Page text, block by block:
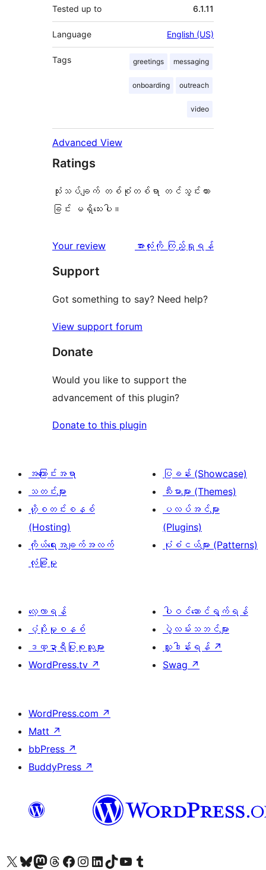
Tested up to 6.1.11
Language English (US)
Tags greetings messaging
onboarding outreach
video
Advanced View
Ratings
သုံးသပ်ချက် တစ်စုံတစ်ရာ တင်သွင်းထား
ခြင်း မရှိသေးပါ။
Your review
သုံးသပ်
အားလုံးကို ကြည့်ရှုရန်
Support
Got something to say? Need help?
View support forum
Donate
Would you like to support the
advancement of this plugin?
Donate to this plugin
အကြောင်းအရာ
သတင်းများ
ဟို့စတင်းစနစ်
(Hosting)
ကိုယ်ရေးအချက်အလက်
လုံခြုံမှု
ပြခန်း (Showcase)
သီးမားများ (Themes)
ပလပ်အင်များ
(Plugins)
ပုံစံငယ်များ (Patterns)
လေ့လာရန်
ပံ့ပိုးမှုစနစ်
ဒဏ္ဍာရီပြုစုသူများ
WordPress.tv ↗
ပါဝင်ဆောင်ရွက်ရန်
ပွဲလမ်းသဘင်များ
လှူဒါန်းရန် ↗
Swag ↗
WordPress.com ↗
Matt ↗
bbPress ↗
BuddyPress ↗
ကျွန်ုပ်တို့၏ X (ယခင် Twitter) အကောင့်သို့ သွားရောက်ကြည့်ရှုပါကျွန်ုပ်တို့၏ Bluesky အကောင့်သို့ ဝင်ရောက်ကြည့်ရှုရန်
ကျွန်ုပ်တို့၏ Mastodon အကောင့်သို့ သွားရောက်ကြည့်ရှုပါကျွန်ုပ်တို့၏ Threads အကောင့်သို့ ဝင်ရောက်ကြည့်ရှုရန်
ကျွန်ုပ်တို့၏ Facebook စာမျက်နှာသို့ သွားရောက်ကြည့်ရှုပါကျွန်ုပ်တို့၏ Instagram အကောင့်သို့ သွားရောက်ကြည့်ရှုပါ ကျွန်ုပ်တို့၏ LinkedIn အကောင့်သို့ သွားရောက်ကြည့်ရှုပါကျွန်ုပ်တို့၏ TikTok အကောင့်သို့ ဝင်ရောက်ကြည့်ရှုရန်
ကျွန်ုပ်တို့၏ YouTube ချန်နယ်သို့ သွားရောက်ကြည့်ရှုပါ ကျွန်ုပ်တို့၏ Tumblr အကောင့်သို့ ဝင်ရောက်ကြည့်ရှုရန်